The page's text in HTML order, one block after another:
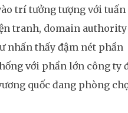
trí tưởng tượng với tuấn
tranh, domain authority
nhấn thấy đậm nét phần
với phần lớn công ty
quốc đang phòng